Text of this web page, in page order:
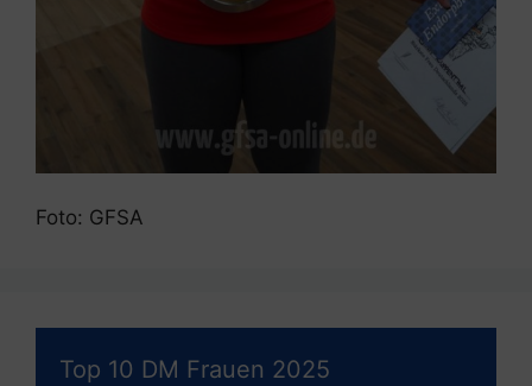
Foto: GFSA
Top 10 DM Frauen 2025